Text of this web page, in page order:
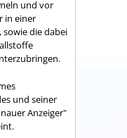
und vor
in einer
sowie die dabei
und seiner
Anzeiger"